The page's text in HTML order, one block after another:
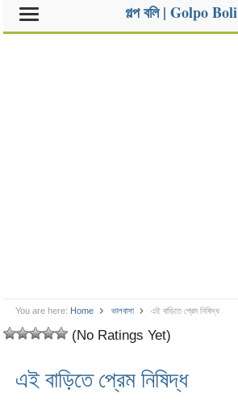
গল্প বলি | Golpo Boli
You are here: Home ভালবাসা এই বাড়িতে প্রেম নিষিদ্ধ
(No Ratings Yet)
এই বাড়িতে প্রেম নিষিদ্ধ